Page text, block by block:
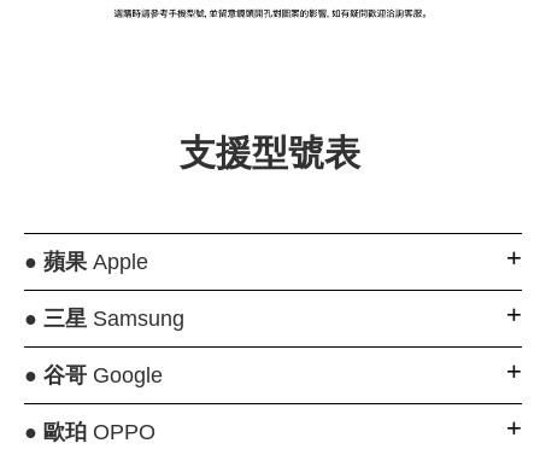
+NT$ 159
-
支援型號表
● 蘋果Apple
● 三星Samsung
● 谷哥Google
● 歐珀OPPO